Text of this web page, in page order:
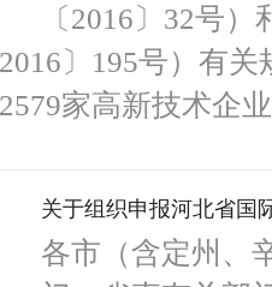
〔2016〕32号
〕195号）有
家高新技术企
关于组织申报河北省国
各市（含定州、